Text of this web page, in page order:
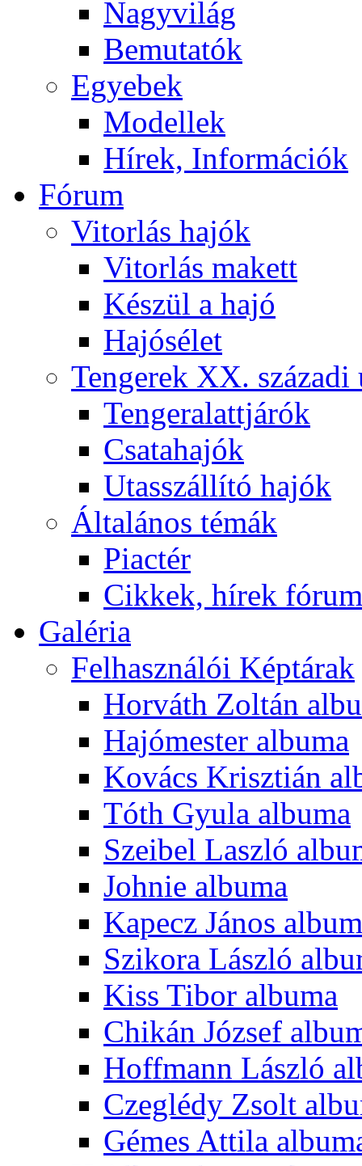
Nagyvilág
Bemutatók
Egyebek
Modellek
Hírek, Információk
Fórum
Vitorlás hajók
Vitorlás makett
Készül a hajó
Hajósélet
Tengerek XX. századi
Tengeralattjárók
Csatahajók
Utasszállító hajók
Általános témák
Piactér
Cikkek, hírek
Galéria
Felhasználói Képtárak
Horváth Zoltán
Hajómester albuma
Kovács Krisztián
Tóth Gyula albuma
Szeibel Laszló
Johnie albuma
Kapecz János
Szikora László
Kiss Tibor albuma
Chikán József
Hoffmann László
Czeglédy Zsolt
Gémes Attila